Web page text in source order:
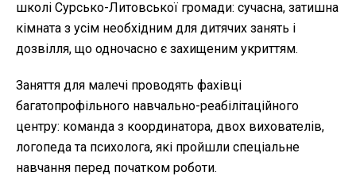
школі Сурсько-Литовської громади: сучасна, затишна
кімната з усім необхідним для дитячих занять і
дозвілля, що одночасно є захищеним укриттям.
Заняття для малечі проводять фахівці
багатопрофільного навчально-реабілітаційного
центру: команда з координатора, двох вихователів,
логопеда та психолога, які пройшли спеціальне
навчання перед початком роботи.